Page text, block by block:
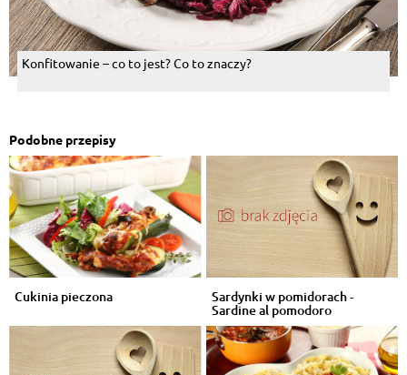
Konfitowanie – co to jest? Co to znaczy?
Podobne przepisy
Cukinia pieczona Sardynki w pomidorach -
Sardine al pomodoro